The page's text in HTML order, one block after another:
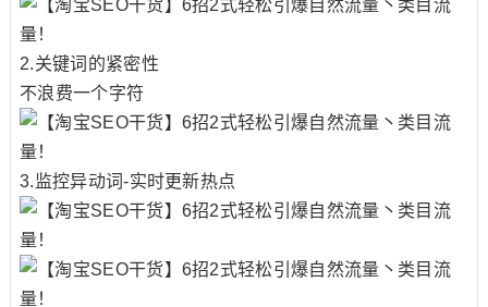
2.关键词的紧密性
不浪费一个字符
3.监控异动词-实时更新热点